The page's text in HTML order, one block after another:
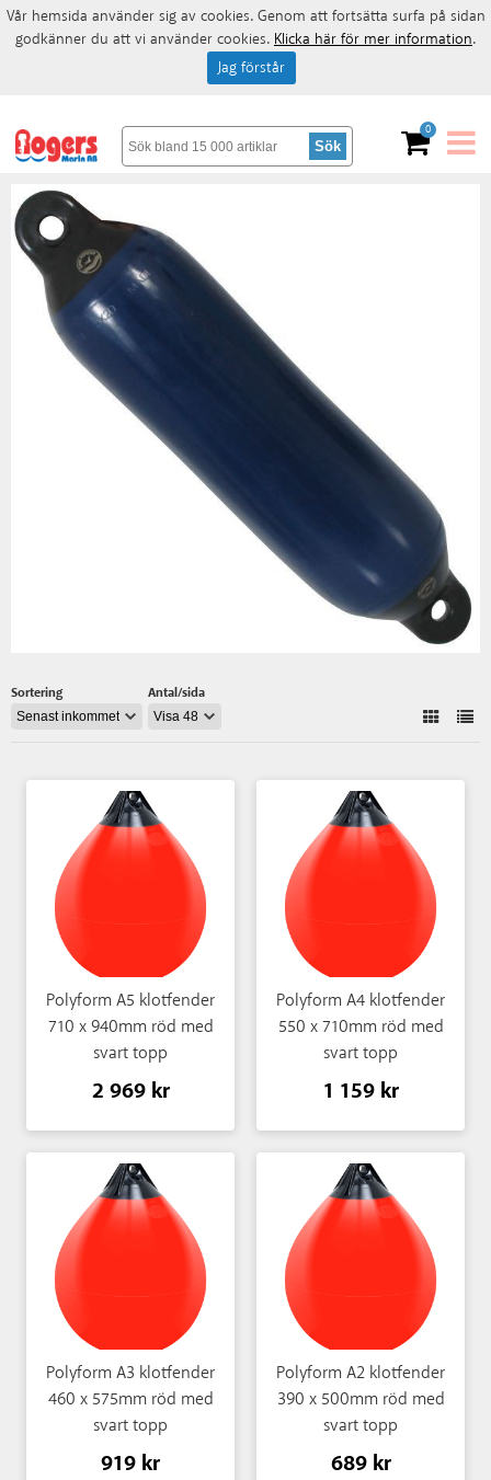
0
Sortering Antal/sida
Polyform A5 klotfender
710 x 940mm röd med
svart topp
2 969 kr
Polyform A4 klotfender
550 x 710mm röd med
svart topp
1 159 kr
Polyform A3 klotfender
460 x 575mm röd med
svart topp
919 kr
Polyform A2 klotfender
390 x 500mm röd med
svart topp
689 kr
Vår hemsida använder sig av cookies. Genom att fortsätta surfa på sidan
godkänner du att vi använder cookies. Klicka här för mer information.
Jag förstår